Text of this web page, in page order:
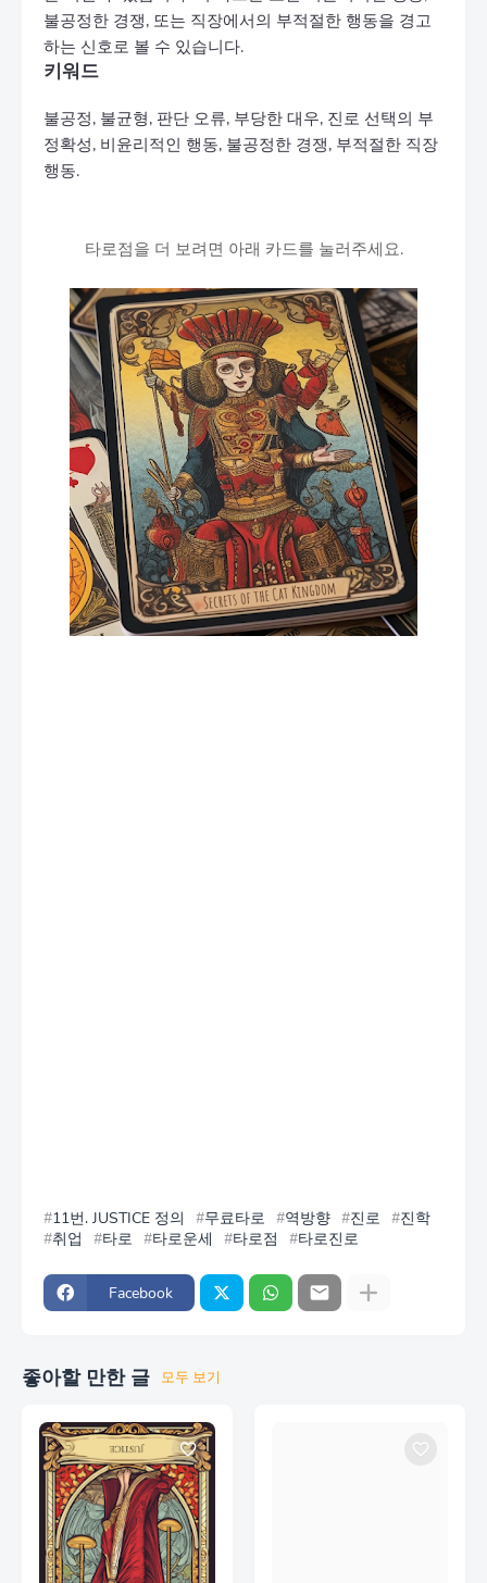
불공정한 경쟁, 또는 직장에서의 부적절한 행동을 경고
하는 신호로 볼 수 있습니다.
키워드
불공정, 불균형, 판단 오류, 부당한 대우, 진로 선택의 부
정확성, 비윤리적인 행동, 불공정한 경쟁, 부적절한 직장
행동.
타로점을 더 보려면 아래 카드를 눌러주세요.
11번. JUSTICE 정의 무료타로 역방향 진로
진학
취업
타로 타로운세 타로점 타로진로
Facebook
좋아할 만한 글 모두 보기